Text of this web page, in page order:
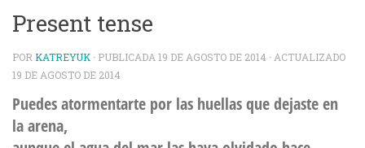
Present tense
POR KATREYUK · PUBLICADA 19 DE AGOSTO DE 2014 · ACTUALIZADO
19 DE AGOSTO DE 2014
Puedes atormentarte por las huellas que dejaste en
la arena,